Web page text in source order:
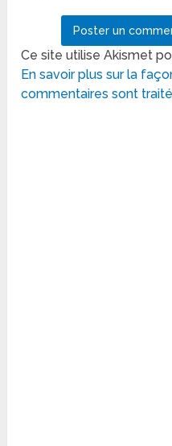
Ce site utilise Akismet
En savoir plus sur la
commentaires sont